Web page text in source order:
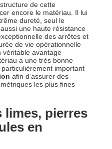
de cette
encore le matériau. Il lui
dureté, seul le
une haute résistance
des arrêtes et
de vie opérationnelle
véritable avantage
a une très bonne
important
afin d’assurer des
les plus fines
limes, pierres
en